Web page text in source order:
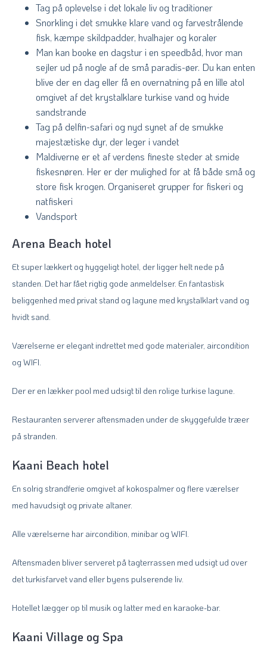
Tag på oplevelse i det lokale liv og traditioner
Snorkling i det smukke klare vand og farvestrålende
fisk, kæmpe skildpadder, hvalhajer og koraler
Man kan booke en dagstur i en speedbåd, hvor man
sejler ud på nogle af de små paradis-øer. Du kan enten
blive der en dag eller få en overnatning på en lille atol
omgivet af det krystalklare turkise vand og hvide
sandstrande
Tag på delfin-safari og nyd synet af de smukke
majestætiske dyr, der leger i vandet
Maldiverne er et af verdens fineste steder at smide
fiskesnøren. Her er der mulighed for at få både små og
store fisk krogen. Organiseret grupper for fiskeri og
natfiskeri
Vandsport
Arena Beach hotel
Et super lækkert og hyggeligt hotel, der ligger helt nede på
standen. Det har fået rigtig gode anmeldelser. En fantastisk
beliggenhed med privat stand og lagune med krystalklart vand og
hvidt sand.
Værelserne er elegant indrettet med gode materialer, aircondition
og WIFI.
Der er en lækker pool med udsigt til den rolige turkise lagune.
Restauranten serverer aftensmaden under de skyggefulde træer
på stranden.
Kaani Beach hotel
En solrig strandferie omgivet af kokospalmer og flere værelser
med havudsigt og private altaner.
Alle værelserne har aircondition, minibar og WIFI.
Aftensmaden bliver serveret på tagterrassen med udsigt ud over
det turkisfarvet vand eller byens pulserende liv.
Hotellet lægger op til musik og latter med en karaoke-bar.
Kaani Village og Spa